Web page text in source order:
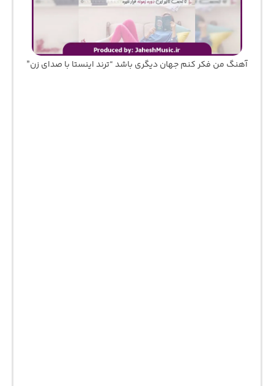
آهنگ من فکر کنم جهان دیگری باشد “ترند اینستا با صدای زن”